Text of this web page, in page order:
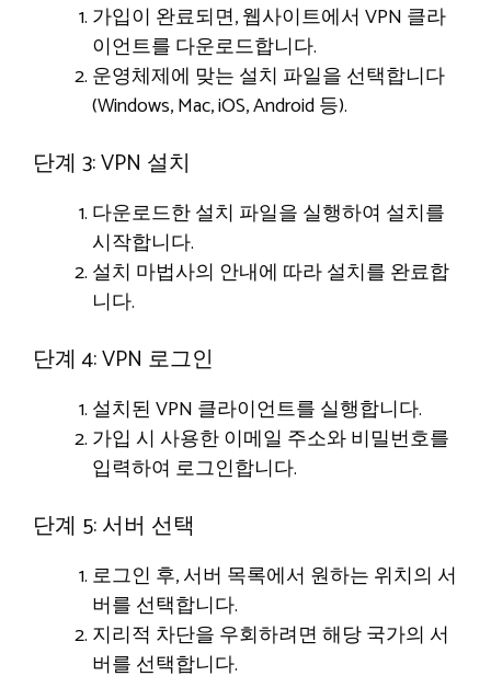
가입이 완료되면, 웹사이트에서 VPN 클라
이언트를 다운로드합니다.
운영체제에 맞는 설치 파일을 선택합니다
(Windows, Mac, iOS, Android 등).
단계 3: VPN 설치
다운로드한 설치 파일을 실행하여 설치를
시작합니다.
설치 마법사의 안내에 따라 설치를 완료합
니다.
단계 4: VPN 로그인
설치된 VPN 클라이언트를 실행합니다.
가입 시 사용한 이메일 주소와 비밀번호를
입력하여 로그인합니다.
단계 5: 서버 선택
로그인 후, 서버 목록에서 원하는 위치의 서
버를 선택합니다.
지리적 차단을 우회하려면 해당 국가의 서
버를 선택합니다.